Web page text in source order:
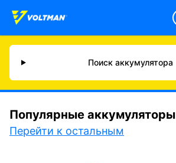
Поиск аккумулятора
Популярные аккумуляторы
Перейти к остальным